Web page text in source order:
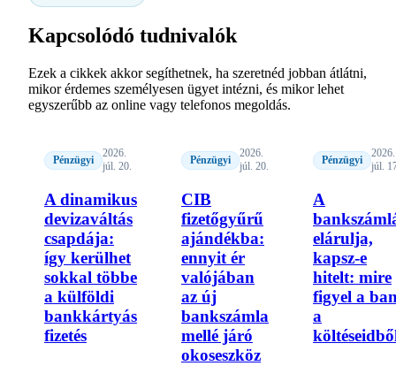
Kapcsolódó tudnivalók
Ezek a cikkek akkor segíthetnek, ha szeretnéd jobban átlátni,
mikor érdemes személyesen ügyet intézni, és mikor lehet
egyszerűbb az online vagy telefonos megoldás.
Pénzügyi
2026.
júl. 20.
A dinamikus
devizaváltás
csapdája:
így kerülhet
sokkal többe
a külföldi
bankkártyás
fizetés
Pénzügyi
2026.
júl. 20.
CIB
fizetőgyűrű
ajándékba:
ennyit ér
valójában
az új
bankszámla
mellé járó
okoseszköz
Pénzügyi
2026.
júl.
A
elárulja,
kapsz-e
hitelt: mire
figyel a
a